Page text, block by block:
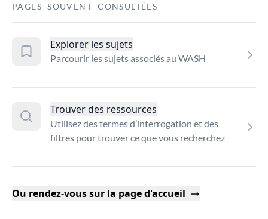
PAGES SOUVENT CONSULTÉES
Explorer les sujets
Parcourir les sujets associés au WASH
Trouver des ressources
Utilisez des termes d’interrogation et des
filtres pour trouver ce que vous recherchez
Ou rendez-vous sur la page d'accueil